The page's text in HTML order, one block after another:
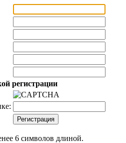
регистрации
6 символов длиной.